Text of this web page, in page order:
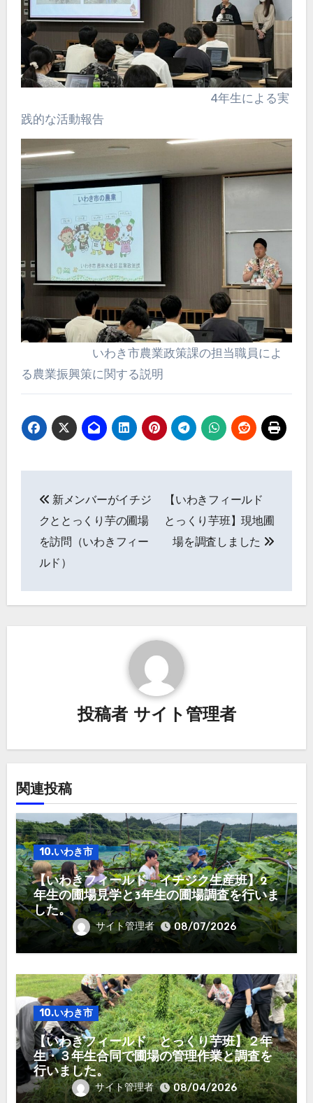
4年生による実
践的な活動報告
いわき市農業政策課の担当職員によ
る農業振興策に関する説明
ナ
ビ
ゲ
新メンバーがイチジ
クととっくり芋の圃場
を訪問（いわきフィー
ルド）
【いわきフィールド
とっくり芋班】現地圃
場を調査しました
投稿者 サイト管理者
関連投稿
10.いわき市
【いわきフィールド イチジク生産班】2
年生の圃場見学と3年生の圃場調査を行いま
した。
サイト管理者 08/07/2026
10.いわき市
【いわきフィールド とっくり芋班】２年
生・３年生合同で圃場の管理作業と調査を
行いました。
サイト管理者 08/04/2026